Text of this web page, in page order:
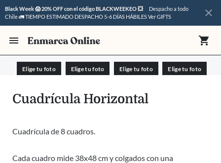
Black Week 😱 20% OFF con el código BLACKWEEKEO 💥
Despacho a todo
Chile 🚛 TIEMPO ESTIMADO DESPACHO 5-6 DÍAS HÁBILESVer GIFTS close
menu shopping_cart
Elige tu foto Elige tu foto Elige tu foto Elige tu foto
Elige tu foto Elige tu foto Elige tu foto Elige tu foto
Cuadrícula Horizontal
Cuadrícula de 8 cuadros.
Cada cuadro mide 38x48 cm y colgados con una